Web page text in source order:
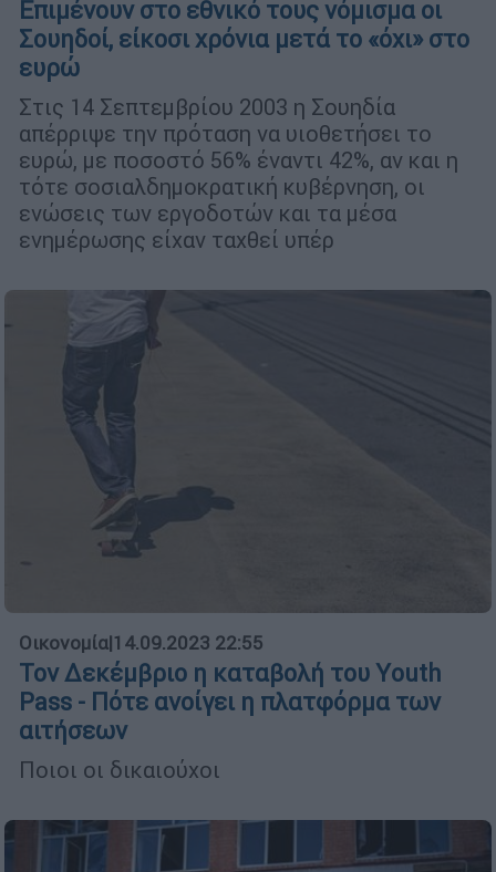
Επιμένουν στο εθνικό τους νόμισμα οι
Σουηδοί, είκοσι χρόνια μετά το «όχι» στο
ευρώ
Στις 14 Σεπτεμβρίου 2003 η Σουηδία
απέρριψε την πρόταση να υιοθετήσει το
ευρώ, με ποσοστό 56% έναντι 42%, αν και η
τότε σοσιαλδημοκρατική κυβέρνηση, οι
ενώσεις των εργοδοτών και τα μέσα
ενημέρωσης είχαν ταχθεί υπέρ
Οικονομία|14.09.2023 22:55
Τον Δεκέμβριο η καταβολή του Υouth
Pass - Πότε ανοίγει η πλατφόρμα των
αιτήσεων
Ποιοι οι δικαιούχοι